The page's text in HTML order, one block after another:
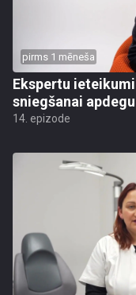
pirms 1 mēneša
Ekspertu
sniegšanai
14. epizode